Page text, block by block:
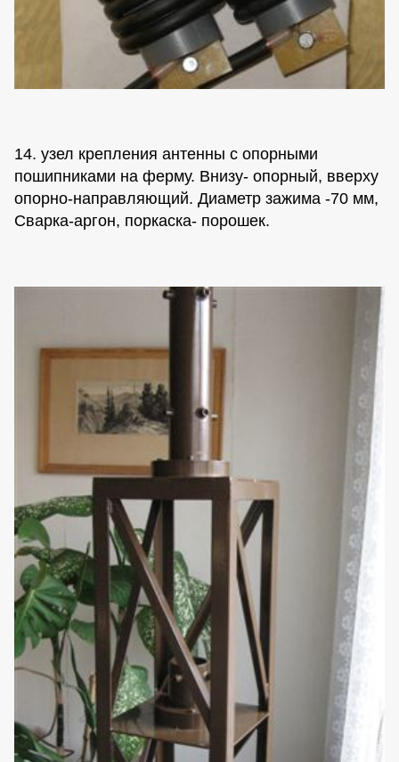
14. узел крепления антенны с опорными
пошипниками на ферму. Внизу- опорный, вверху
опорно-направляющий. Диаметр зажима -70 мм,
Сварка-аргон, поркаска- порошек.